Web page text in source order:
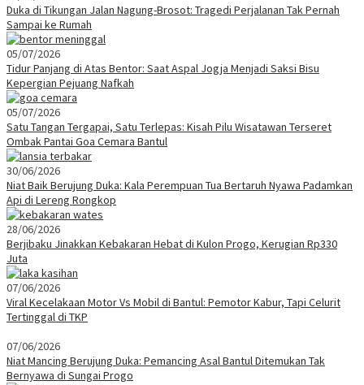
Duka di Tikungan Jalan Nagung-Brosot: Tragedi Perjalanan Tak Pernah
Sampai ke Rumah
05/07/2026
Tidur Panjang di Atas Bentor: Saat Aspal Jogja Menjadi Saksi Bisu
Kepergian Pejuang Nafkah
05/07/2026
Satu Tangan Tergapai, Satu Terlepas: Kisah Pilu Wisatawan Terseret
Ombak Pantai Goa Cemara Bantul
30/06/2026
Niat Baik Berujung Duka: Kala Perempuan Tua Bertaruh Nyawa Padamkan
Api di Lereng Rongkop
28/06/2026
Berjibaku Jinakkan Kebakaran Hebat di Kulon Progo, Kerugian Rp330
Juta
07/06/2026
Viral Kecelakaan Motor Vs Mobil di Bantul: Pemotor Kabur, Tapi Celurit
Tertinggal di TKP
07/06/2026
Niat Mancing Berujung Duka: Pemancing Asal Bantul Ditemukan Tak
Bernyawa di Sungai Progo